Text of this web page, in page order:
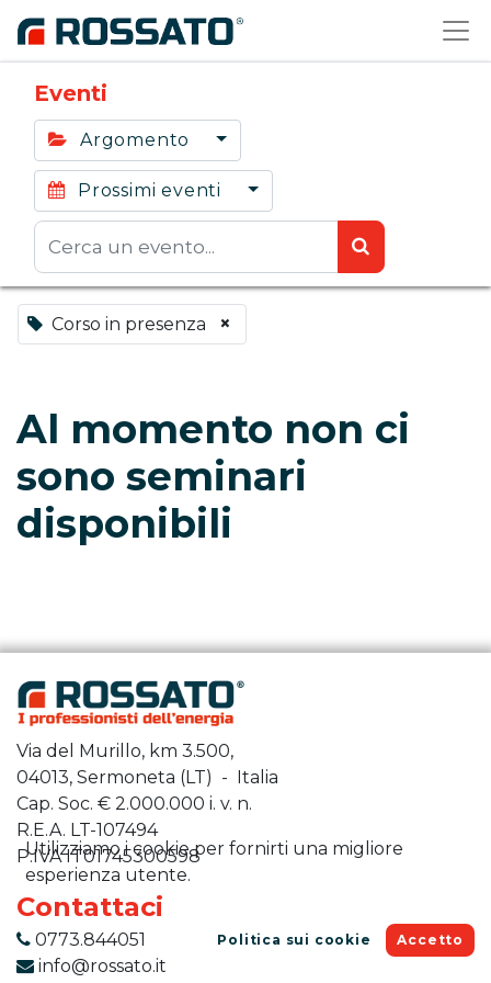
Eventi
Argomento
Prossimi eventi
Corso in presenza ×
Al momento non ci
sono seminari
disponibili
Via del Murillo, km 3.500,
04013, Sermoneta (LT) - Italia
Cap. Soc. € 2.000.000 i. v. n.
R.E.A. LT-107494
P.IVA IT01745300598
Contattaci
0773.844051
info@rossato.it
Utilizziamo i cookie per fornirti una migliore
esperienza utente.
Politica sui cookie Accetto